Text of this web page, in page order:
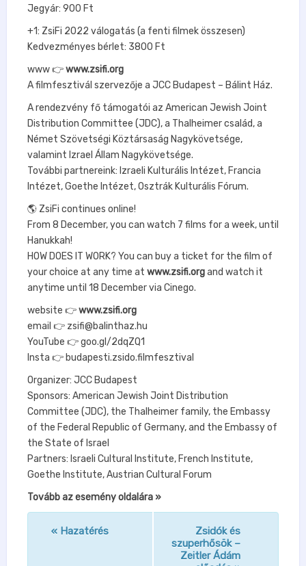
Jegyár: 900 Ft
+1: ZsiFi 2022 válogatás (a fenti filmek összesen)
Kedvezményes bérlet: 3800 Ft
www 👉www.zsifi.org
A filmfesztivál szervezője a JCC Budapest – Bálint Ház.
A rendezvény fő támogatói az American Jewish Joint
Distribution Committee (JDC), a Thalheimer család, a
Német Szövetségi Köztársaság Nagykövetsége,
valamint Izrael Állam Nagykövetsége.
További partnereink: Izraeli Kulturális Intézet, Francia
Intézet, Goethe Intézet, Osztrák Kulturális Fórum.
🌎 ZsiFi continues online!
From 8 December, you can watch 7 films for a week, until
Hanukkah!
HOW DOES IT WORK? You can buy a ticket for the film of
your choice at any time at www.zsifi.organd watch it
anytime until 18 December via Cinego.
website 👉www.zsifi.org
email 👉 zsifi@balinthaz.hu
YouTube 👉 goo.gl/2dqZQ1
Insta 👉 budapesti.zsido.filmfesztival
Organizer: JCC Budapest
Sponsors: American Jewish Joint Distribution
Committee (JDC), the Thalheimer family, the Embassy
of the Federal Republic of Germany, and the Embassy of
the State of Israel
Partners: Israeli Cultural Institute, French Institute,
Goethe Institute, Austrian Cultural Forum
Tovább az esemény oldalára »
« Hazatérés
Zsidók és
szuperhősök –
Zeitler Ádám